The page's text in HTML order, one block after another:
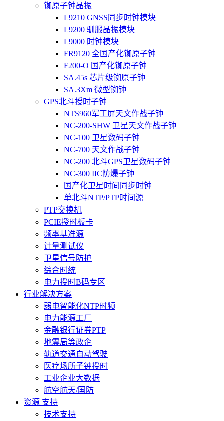
铷原子钟晶振
L9210 GNSS同步时钟模块
L9200 驯服晶振模块
L9000 时钟模块
FR9120 全国产化铷原子钟
F200-O 国产化铷原子钟
SA.45s 芯片级铷原子钟
SA.3Xm 微型铷钟
GPS北斗授时子钟
NTS960军工屏天文作战子钟
NC-200-SHW 卫星天文作战子钟
NC-100 卫星数码子钟
NC-700 天文作战子钟
NC-200 北斗GPS卫星数码子钟
NC-300 IIC防爆子钟
国产化卫星时间同步时钟
单北斗NTP/PTP时间源
PTP交换机
PCIE授时板卡
频率基准源
计量测试仪
卫星信号防护
综合时统
电力授时B码专区
行业解决方案
弱电智能化NTP时频
电力能源工厂
金融银行证券PTP
地震局等政企
轨道交通自动驾驶
医疗场所子钟授时
工业企业大数据
航空航天/国防
资源 支持
技术支持